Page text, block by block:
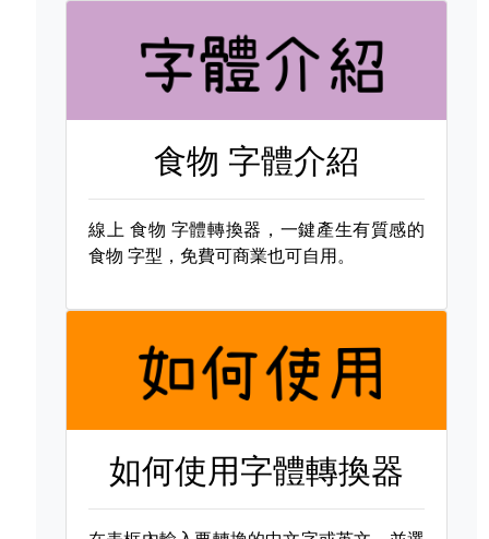
食物 字體介紹
線上 食物 字體轉換器，一鍵產生有質感的
食物 字型，免費可商業也可自用。
如何使用字體轉換器